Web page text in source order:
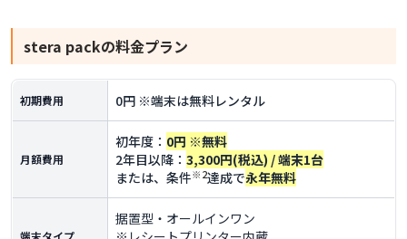
stera packの料金プラン
初期費用 0円 ※端末は無料レンタル
月額費用
初年度： 0円 ※無料
2年目以降： 3,300円(税込) / 端末1台
または、条件※2達成で永年無料
据置型・オールインワン